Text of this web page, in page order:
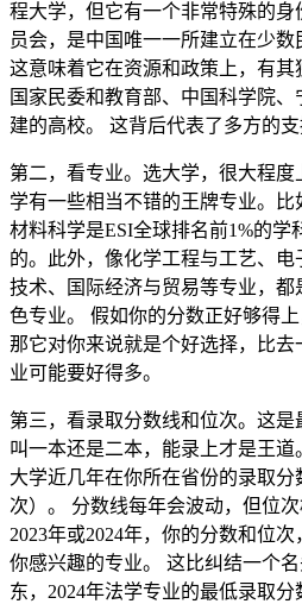
程大学，但它有一个非常特殊的
员会，是中国唯一一所建立在少数
这意味着它在资源和政策上，有
国家民委和教育部、中国科学院
建的高校。 这背后代表了多方的支
第二，看专业。选大学，很大程
学有一些相当不错的王牌专业。比
材料科学是ESI全球排名前1%的学
的。此外，像化学工程与工艺、
技术、国际经济与贸易等专业，
色专业。 假如你的分数正好够得上
那它对你来说就是个好选择，比
业可能要好得多。
第三，看录取分数线和位次。这
叫一本还是二本，能录上才是王
大学近几年在你所在省份的录取
次）。 分数线每年会波动，但位
2023年或2024年，你的分数和位
你感兴趣的专业。 这比纠结一个
东，2024年法学专业的最低录取